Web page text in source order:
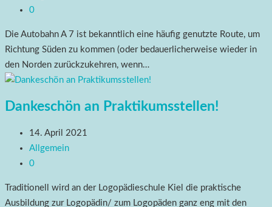
0
Die Autobahn A 7 ist bekanntlich eine häufig genutzte Route, um
Richtung Süden zu kommen (oder bedauerlicherweise wieder in
den Norden zurückzukehren, wenn…
Dankeschön an Praktikumsstellen!
14. April 2021
Allgemein
0
Traditionell wird an der Logopädieschule Kiel die praktische
Ausbildung zur Logopädin/ zum Logopäden ganz eng mit den